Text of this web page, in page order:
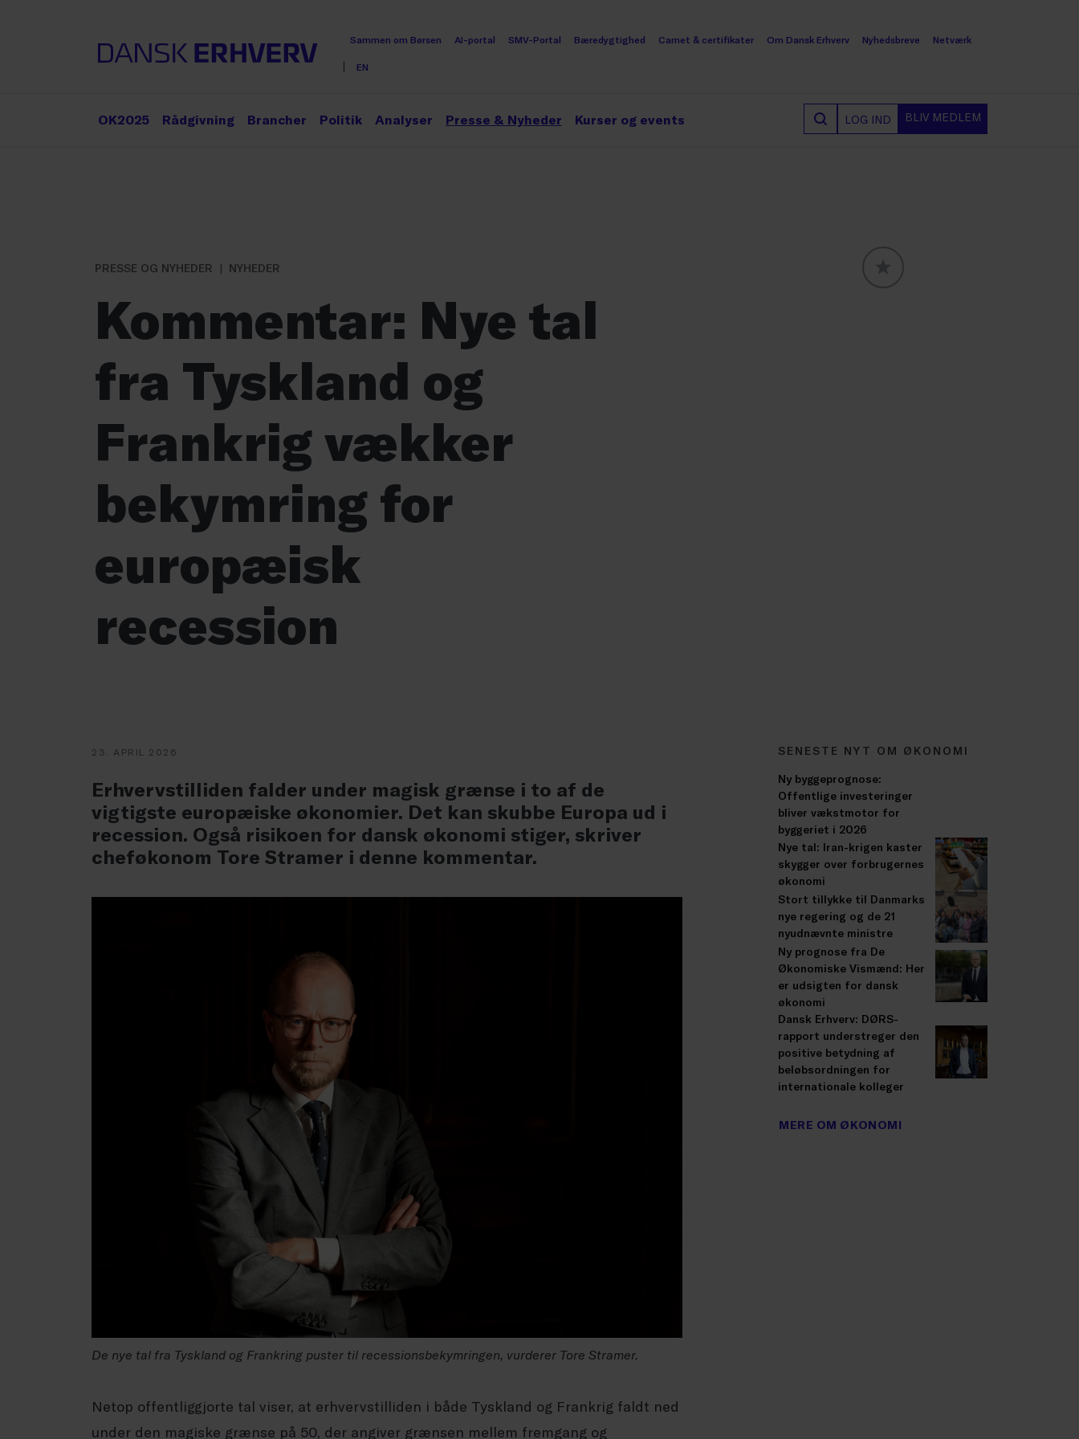
Sammen om Børsen AI-portal SMV-Portal Bæredygtighed Carnet & certifikater Om Dansk Erhverv Nyhedsbreve Netværk
EN
OK2025 Rådgivning Brancher Politik Analyser Presse & Nyheder Kurser og events LOG IND BLIV MEDLEM
PRESSE OG NYHEDER
NYHEDER
Kommentar: Nye tal
fra Tyskland og
Frankrig vækker
bekymring for
europæisk
recession
23. APRIL 2026
Erhvervstilliden falder under magisk grænse i to af de
vigtigste europæiske økonomier. Det kan skubbe Europa ud i
recession. Også risikoen for dansk økonomi stiger, skriver
cheføkonom Tore Stramer i denne kommentar.
De nye tal fra Tyskland og Frankring puster til recessionsbekymringen, vurderer Tore Stramer.
Netop offentliggjorte tal viser, at erhvervstilliden i både Tyskland og Frankrig faldt ned
under den magiske grænse på 50, der angiver grænsen mellem fremgang og
SENESTE NYT OM ØKONOMI
Ny byggeprognose:
Offentlige investeringer
bliver vækstmotor for
byggeriet i 2026
Nye tal: Iran-krigen kaster
skygger over forbrugernes
økonomi
Stort tillykke til Danmarks
nye regering og de 21
nyudnævnte ministre
Ny prognose fra De
Økonomiske Vismænd: Her
er udsigten for dansk
økonomi
Dansk Erhverv: DØRS-
rapport understreger den
positive betydning af
beløbsordningen for
internationale kolleger
MERE OM ØKONOMI